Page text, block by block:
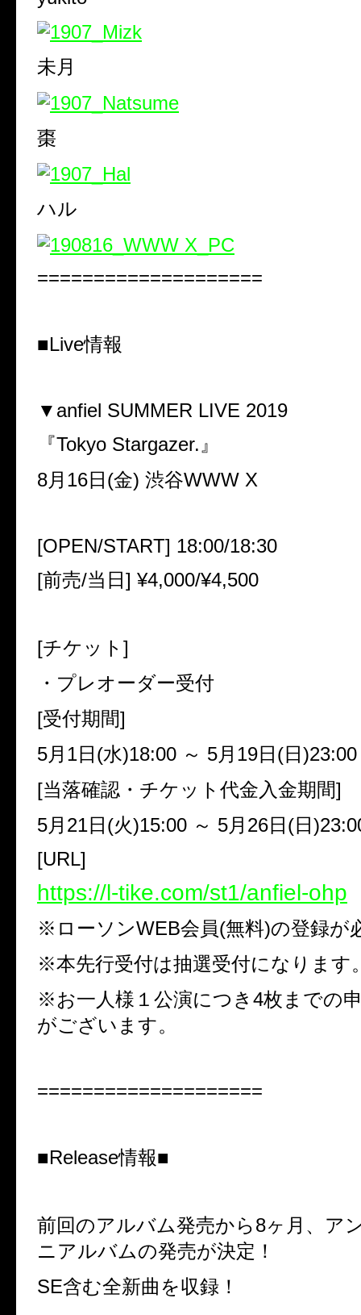
未月
棗
ハル
====================
■Live情報
▼anfiel SUMMER LIVE 2019
『Tokyo Stargazer.』
8月16日(金) 渋谷WWW X
[OPEN/START] 18:00/18:30
[前売/当日] ¥4,000/¥4,500
[チケット]
・プレオーダー受付
[受付期間]
5月 1日 (水)18:00 ～ 5月 19日 (日 )23:00
[当落確認・チケット代金入金期間]
5月 21日 (火)15:00 ～ 5月 26日 (日
[URL]
https://l-tike.com/st1/anfiel-ohp
※ ローソンWEB会員(無料)の登録が
※本先行受付は抽選受付になります
※お一人様１公演につき 4枚までの
がございます。
====================
■Release情報■
前回のアルバム発売から8ヶ月、ア
ニアルバムの発売が決定！
SE含む全新曲を収録！